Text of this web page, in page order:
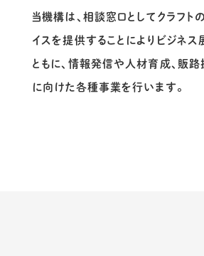
当機構は、相談窓口としてクラフト
イスを提供することによりビジネス
ともに、情報発信や人材育成、販
に向けた各種事業を行います。